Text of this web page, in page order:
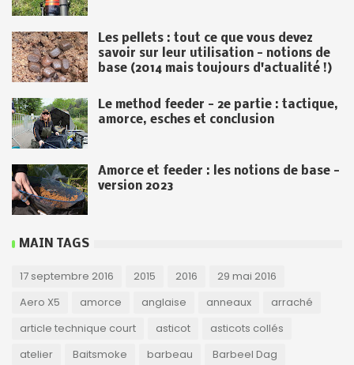
Les pellets : tout ce que vous devez
savoir sur leur utilisation - notions de
base (2014 mais toujours d'actualité !)
Le method feeder - 2e partie : tactique,
amorce, esches et conclusion
Amorce et feeder : les notions de base -
version 2023
MAIN TAGS
17 septembre 2016 2015 2016
29 mai 2016
Aero X5
amorce anglaise anneaux
arraché
article technique court
asticot
asticots collés
atelier
Baitsmoke barbeau Barbeel Dag